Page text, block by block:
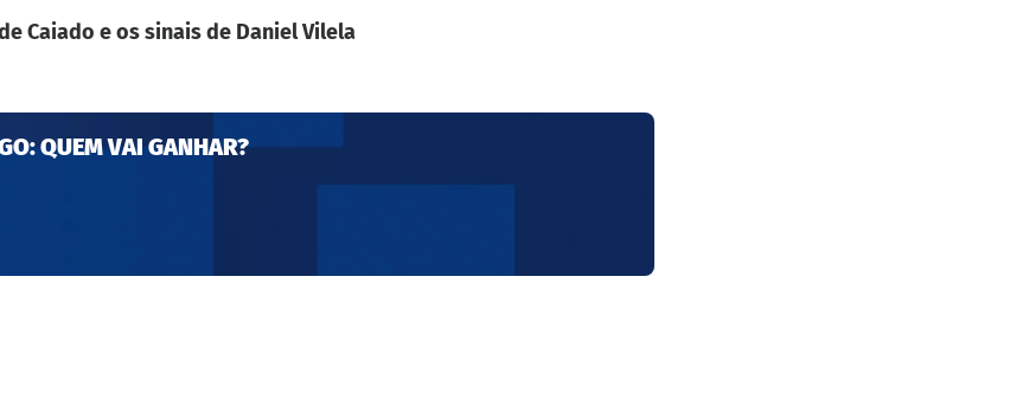
Caiado e os sinais de Daniel Vilela
QUEM VAI GANHAR?